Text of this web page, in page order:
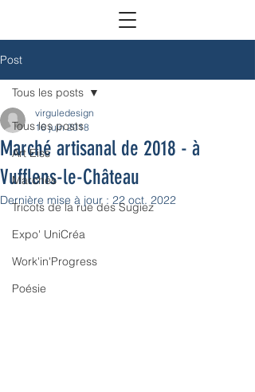
Post
Tous les posts
Art Eiss
Marchés
Tricots de la rue des Sugiez
Expo' UniCréa
Work'in'Progress
Poésie
Tous les posts
Marché artisanal de 2018 - à
Vufflens-le-Château
virguledesign
16 juin 2018
Dernière mise à jour : 22 oct. 2022